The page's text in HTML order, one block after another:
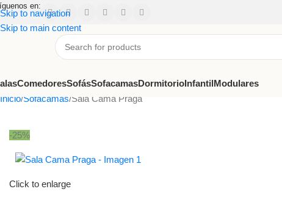
Skip to navigation
Skip to main content
en:
ComedoresSofásSofacamasDormitorioInfantilModulares
Inicio Sofacamas Sala Cama Praga
-25%
Click to enlarge